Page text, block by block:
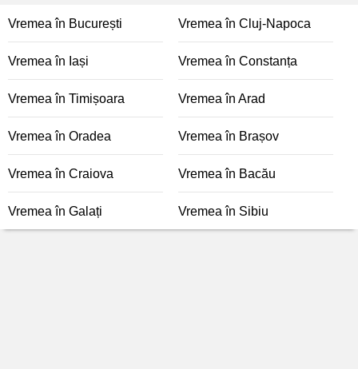
Vremea în București Vremea în Cluj-Napoca
Vremea în Iași Vremea în Constanța
Vremea în Timișoara Vremea în Arad
Vremea în Oradea Vremea în Brașov
Vremea în Craiova Vremea în Bacău
Vremea în Galați Vremea în Sibiu